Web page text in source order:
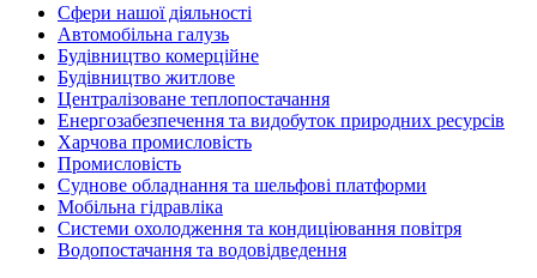
Сфери нашої діяльності
Автомобільна галузь
Будівництво комерційне
Будівництво житлове
Централізоване теплопостачання
Енергозабезпечення та видобуток природних ресурсів
Харчова промисловість
Промисловість
Суднове обладнання та шельфові платформи
Мобільна гідравліка
Системи охолодження та кондиціювання повітря
Водопостачання та водовідведення